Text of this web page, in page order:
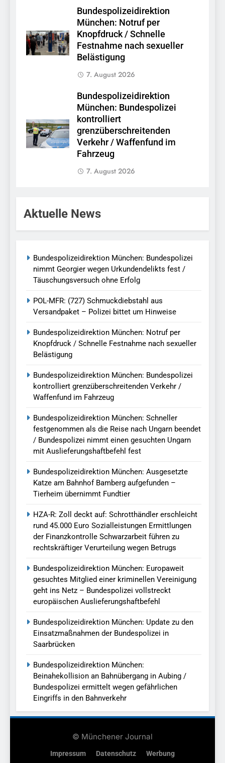
Bundespolizeidirektion
München: Notruf per
Knopfdruck / Schnelle
Festnahme nach sexueller
Belästigung
7. August 2026
Bundespolizeidirektion
München: Bundespolizei
kontrolliert
grenzüberschreitenden
Verkehr / Waffenfund im
Fahrzeug
7. August 2026
Aktuelle News
Bundespolizeidirektion München: Bundespolizei
nimmt Georgier wegen Urkundendelikts fest /
Täuschungsversuch ohne Erfolg
POL-MFR: (727) Schmuckdiebstahl aus
Versandpaket – Polizei bittet um Hinweise
Bundespolizeidirektion München: Notruf per
Knopfdruck / Schnelle Festnahme nach sexueller
Belästigung
Bundespolizeidirektion München: Bundespolizei
kontrolliert grenzüberschreitenden Verkehr /
Waffenfund im Fahrzeug
Bundespolizeidirektion München: Schneller
festgenommen als die Reise nach Ungarn beendet
/ Bundespolizei nimmt einen gesuchten Ungarn
mit Auslieferungshaftbefehl fest
Bundespolizeidirektion München: Ausgesetzte
Katze am Bahnhof Bamberg aufgefunden –
Tierheim übernimmt Fundtier
HZA-R: Zoll deckt auf: Schrotthändler erschleicht
rund 45.000 Euro Sozialleistungen Ermittlungen
der Finanzkontrolle Schwarzarbeit führen zu
rechtskräftiger Verurteilung wegen Betrugs
Bundespolizeidirektion München: Europaweit
gesuchtes Mitglied einer kriminellen Vereinigung
geht ins Netz – Bundespolizei vollstreckt
europäischen Auslieferungshaftbefehl
Bundespolizeidirektion München: Update zu den
Einsatzmaßnahmen der Bundespolizei in
Saarbrücken
Bundespolizeidirektion München:
Beinahekollision an Bahnübergang in Aubing /
Bundespolizei ermittelt wegen gefährlichen
Eingriffs in den Bahnverkehr
© Münchener Journal
Impressum Datenschutz Werbung